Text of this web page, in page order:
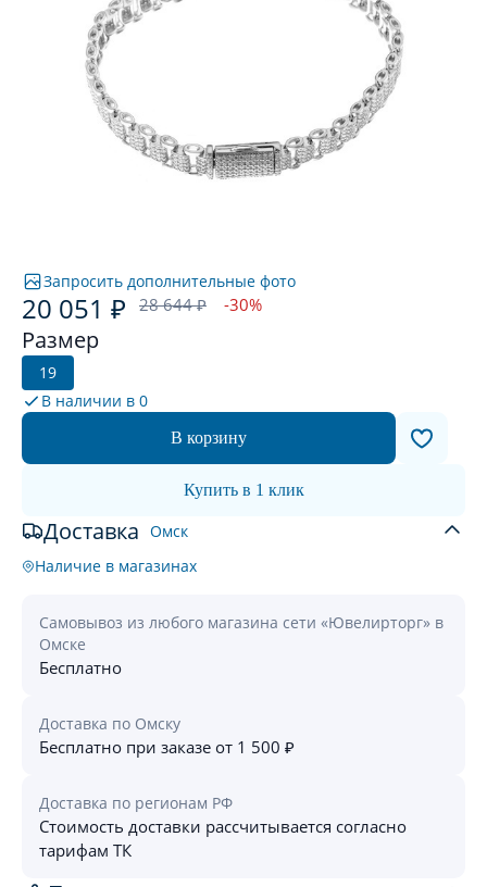
Запросить дополнительные фото
20 051 ₽ 28 644 ₽ -30%
Размер
19
В наличии в 0
В корзину
Купить в 1 клик
Доставка Омск
Наличие в магазинах
Самовывоз из любого магазина сети «Ювелирторг» в
Омске
Бесплатно
Доставка по Омску
Бесплатно при заказе от 1 500 ₽
Доставка по регионам РФ
Стоимость доставки рассчитывается согласно
тарифам ТК